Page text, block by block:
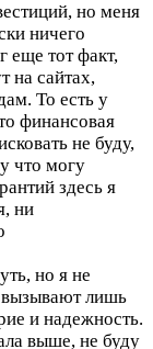
но меня
ничего
еще тот факт,
на сайтах,
То есть у
финансовая
не буду,
что могу
здесь я
ни
но я не
лишь
и надежность.
выше, не буду